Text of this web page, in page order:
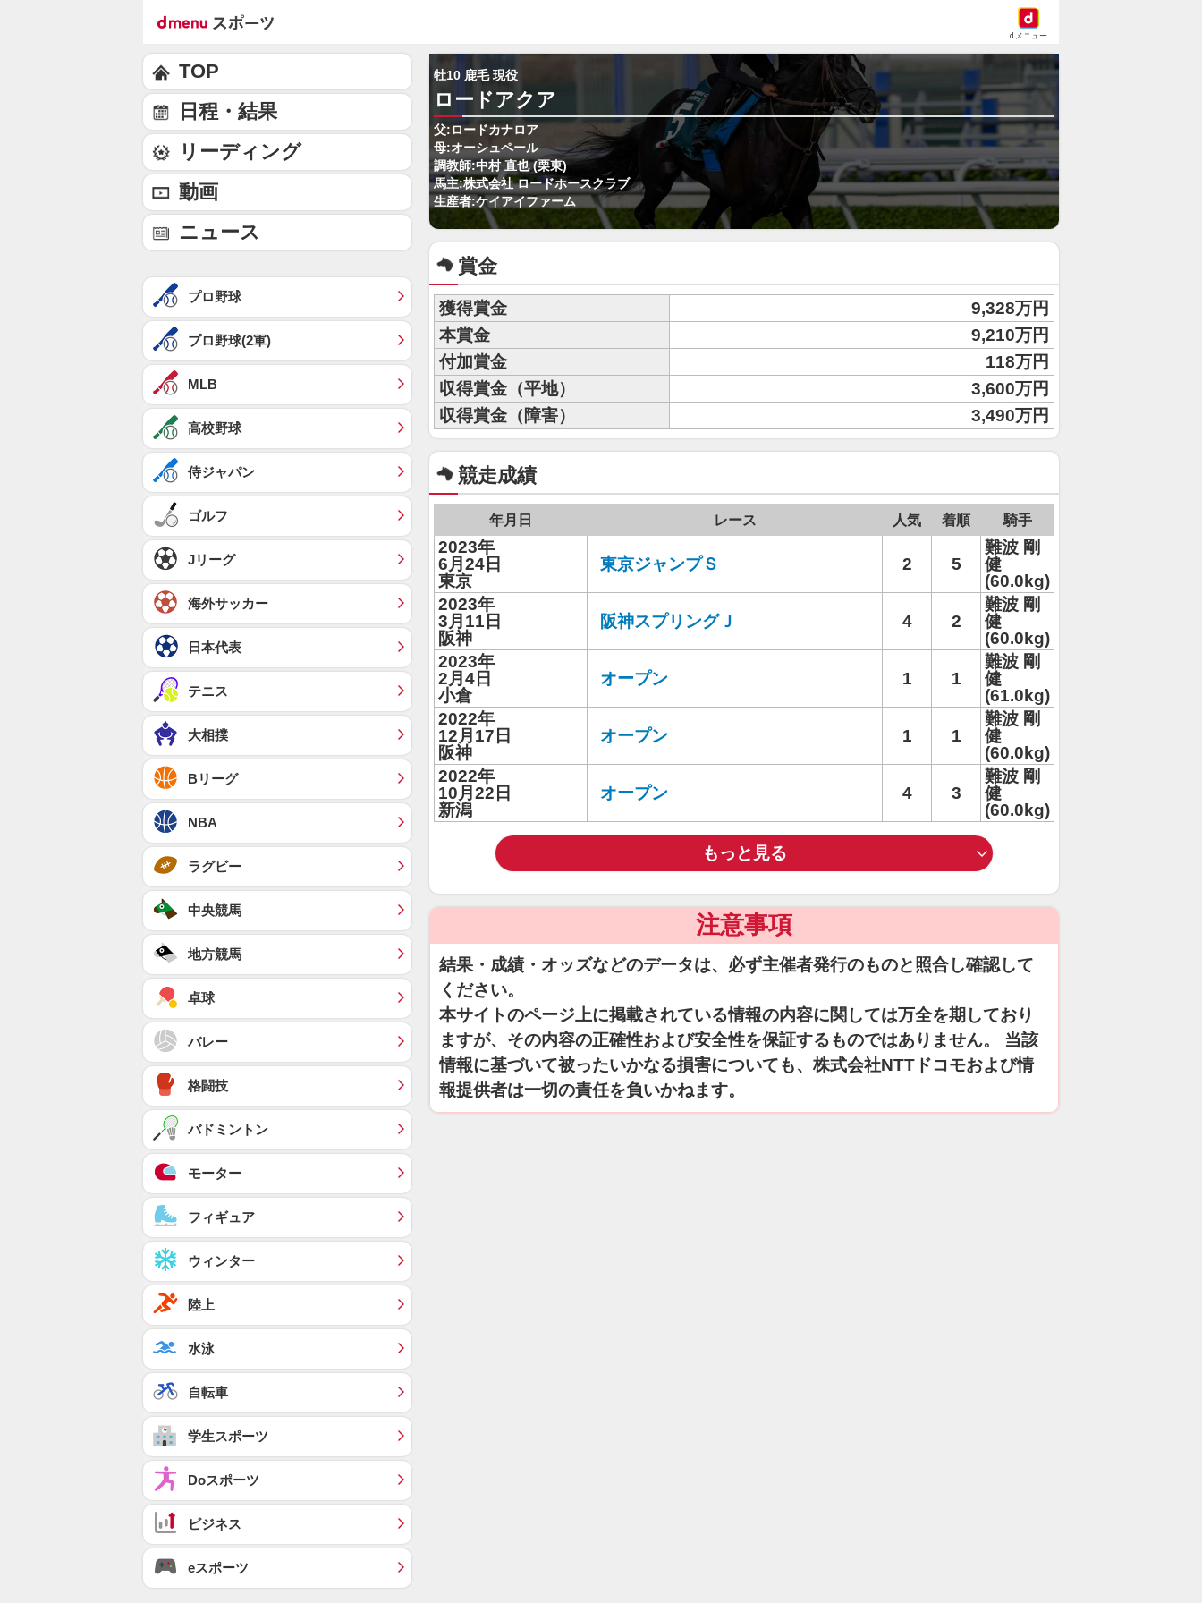
dメニュー
牡10 鹿毛 現役
ロードアクア
父:ロードカナロア
母:オーシュペール
調教師:中村 直也 (栗東)
馬主:株式会社 ロードホースクラブ
生産者:ケイアイファーム
賞金
獲得賞金
9,328万円
本賞金
9,210万円
付加賞金
118万円
収得賞金（平地）
3,600万円
収得賞金（障害）
3,490万円
競走成績
年月日 レース 人気 着順 騎手
2023年
6月24日
東京
東京ジャンプＳ 2 5
難波 剛
健
(60.0kg)
2023年
3月11日
阪神
阪神スプリングＪ 4 2
難波 剛
健
(60.0kg)
2023年
2月4日
小倉
オープン 1 1
難波 剛
健
(61.0kg)
2022年
12月17日
阪神
オープン 1 1
難波 剛
健
(60.0kg)
2022年
10月22日
新潟
オープン 4 3
難波 剛
健
(60.0kg)
もっと見る
注意事項
結果・成績・オッズなどのデータは、必ず主催者発行のものと照合し確認して
ください。
本サイトのページ上に掲載されている情報の内容に関しては万全を期しており
ますが、その内容の正確性および安全性を保証するものではありません。 当該
情報に基づいて被ったいかなる損害についても、株式会社NTTドコモおよび情
報提供者は一切の責任を負いかねます。
TOP
日程・結果
リーディング
動画
ニュース
プロ野球
プロ野球(2軍)
MLB
高校野球
侍ジャパン
ゴルフ
Jリーグ
海外サッカー
日本代表
テニス
大相撲
Bリーグ
NBA
ラグビー
中央競馬
地方競馬
卓球
バレー
格闘技
バドミントン
モーター
フィギュア
ウィンター
陸上
水泳
自転車
学生スポーツ
Doスポーツ
ビジネス
eスポーツ